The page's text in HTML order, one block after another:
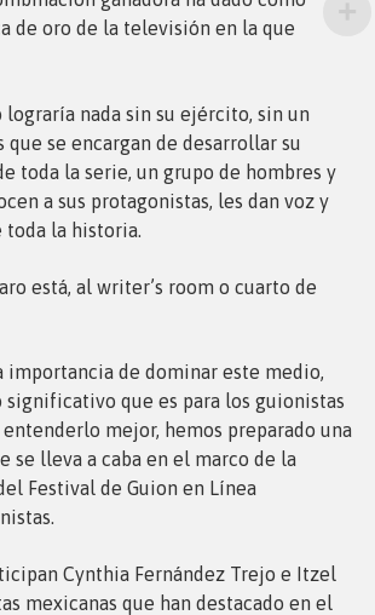
de oro de la televisión en la que
lograría nada sin su ejército, sin un
se encargan de desarrollar su
toda la serie, un grupo de hombres y
a sus protagonistas, les dan voz y
toda la historia.
está, al writer’s room o cuarto de
importancia de dominar este medio,
significativo que es para los guionistas
mejor, hemos preparado una
se lleva a caba en el marco de la
Festival de Guion en Línea
Cynthia Fernández Trejo e Itzel
mexicanas que han destacado en el